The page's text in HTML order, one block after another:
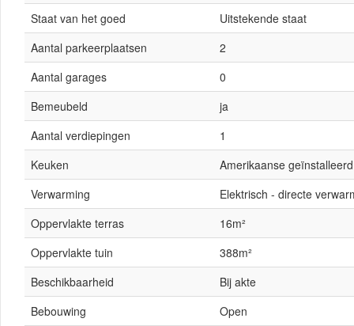
Staat van het goed
Uitstekende staat
Aantal parkeerplaatsen
2
Aantal garages
0
Bemeubeld
ja
Aantal verdiepingen
1
Keuken
Amerikaanse geïnstalleerd
Verwarming
Elektrisch - directe
Oppervlakte terras
16m²
Oppervlakte tuin
388m²
Beschikbaarheid
Bij akte
Bebouwing
Open